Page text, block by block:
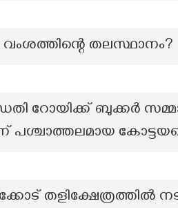
തലസ്ഥാനം?
റോയിക്ക് ബുക്കർ
പശ്ചാത്തലമായ
തളിക്ഷേത്രത്തിൽ